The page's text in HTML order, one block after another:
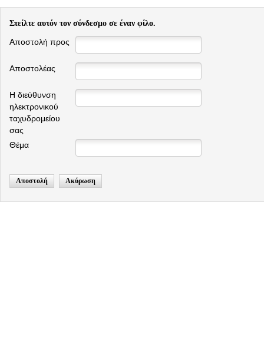
Στείλτε αυτόν τον σύνδεσμο σε έναν φίλο.
Αποστολή προς
Αποστολέας
Η διεύθυνση
ηλεκτρονικού
ταχυδρομείου
σας
Θέμα
Αποστολή Ακύρωση